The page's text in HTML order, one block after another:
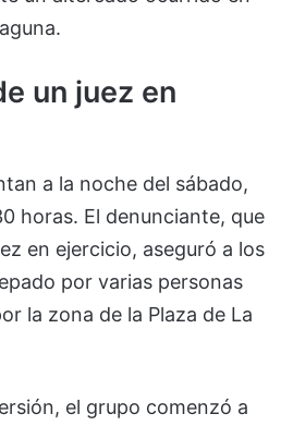
un juez en
a la noche del sábado,
horas. El denunciante, que
en ejercicio, aseguró a los
por varias personas
la zona de la Plaza de La
el grupo comenzó a